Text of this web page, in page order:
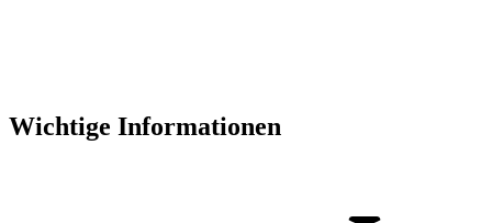
Wichtige Informationen